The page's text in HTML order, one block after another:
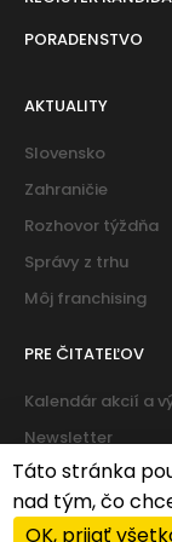
PORADENSTVO
AKTUALITY
Slovensko
Zahraničie
Rozhovor týždňa
Správy z trhu
Môj franchising
PRE ČITATEĽOV
Kalendár akcií a
Newsletter
Cookies|
Táto stránka
nad tým, čo
OK, prijať